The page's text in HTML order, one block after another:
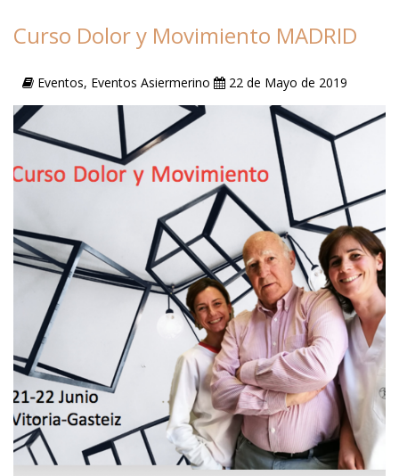
Curso Dolor y Movimiento MADRID
Eventos, Eventos Asiermerino 22 de Mayo de 2019